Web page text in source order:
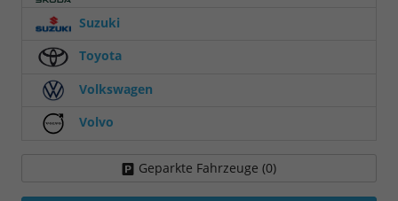
Suzuki
Toyota
Volkswagen
Volvo
Geparkte Fahrzeuge (0)